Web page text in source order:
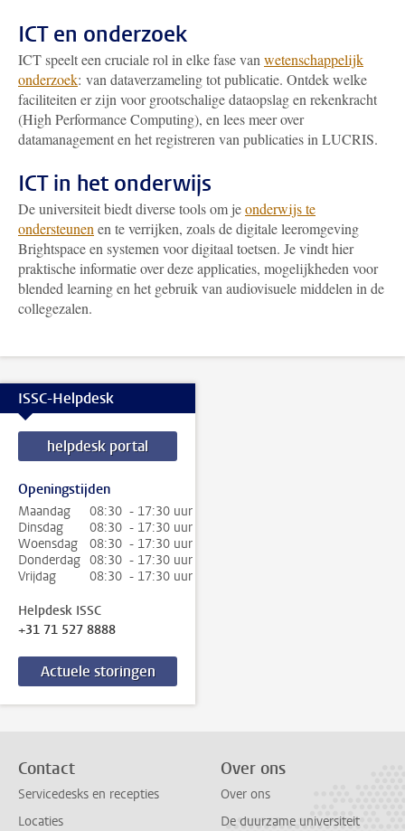
ICT en onderzoek
ICT speelt een cruciale rol in elke fase van wetenschappelijk
onderzoek: van dataverzameling tot publicatie. Ontdek welke
faciliteiten er zijn voor grootschalige dataopslag en rekenkracht
(High Performance Computing), en lees meer over
datamanagement en het registreren van publicaties in LUCRIS.
ICT in het onderwijs
De universiteit biedt diverse tools om jeonderwijs te
ondersteunen en te verrijken, zoals de digitale leeromgeving
Brightspace en systemen voor digitaal toetsen. Je vindt hier
praktische informatie over deze applicaties, mogelijkheden voor
blended learning en het gebruik van audiovisuele middelen in de
collegezalen.
ISSC-Helpdesk
helpdesk portal
Openingstijden
Maandag
08:30 - 17:30 uur
Dinsdag
08:30 - 17:30 uur
Woensdag
08:30 - 17:30 uur
Donderdag 08:30 - 17:30 uur
Vrijdag
08:30 - 17:30 uur
Helpdesk ISSC
+31 71 527 8888
Actuele storingen
Contact
Servicedesks en recepties
Locaties
Over ons
Over ons
De duurzame universiteit